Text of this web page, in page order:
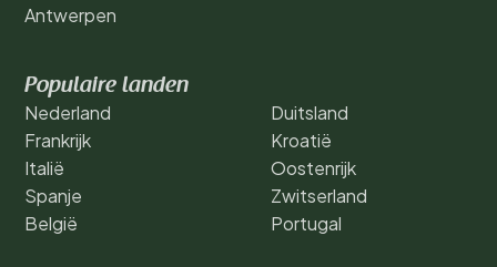
Antwerpen
Populaire landen
Nederland
Frankrijk
Italië
Spanje
België
Duitsland
Kroatië
Oostenrijk
Zwitserland
Portugal